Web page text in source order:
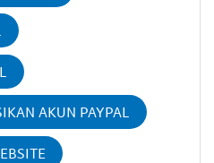
AKUN PAYPAL